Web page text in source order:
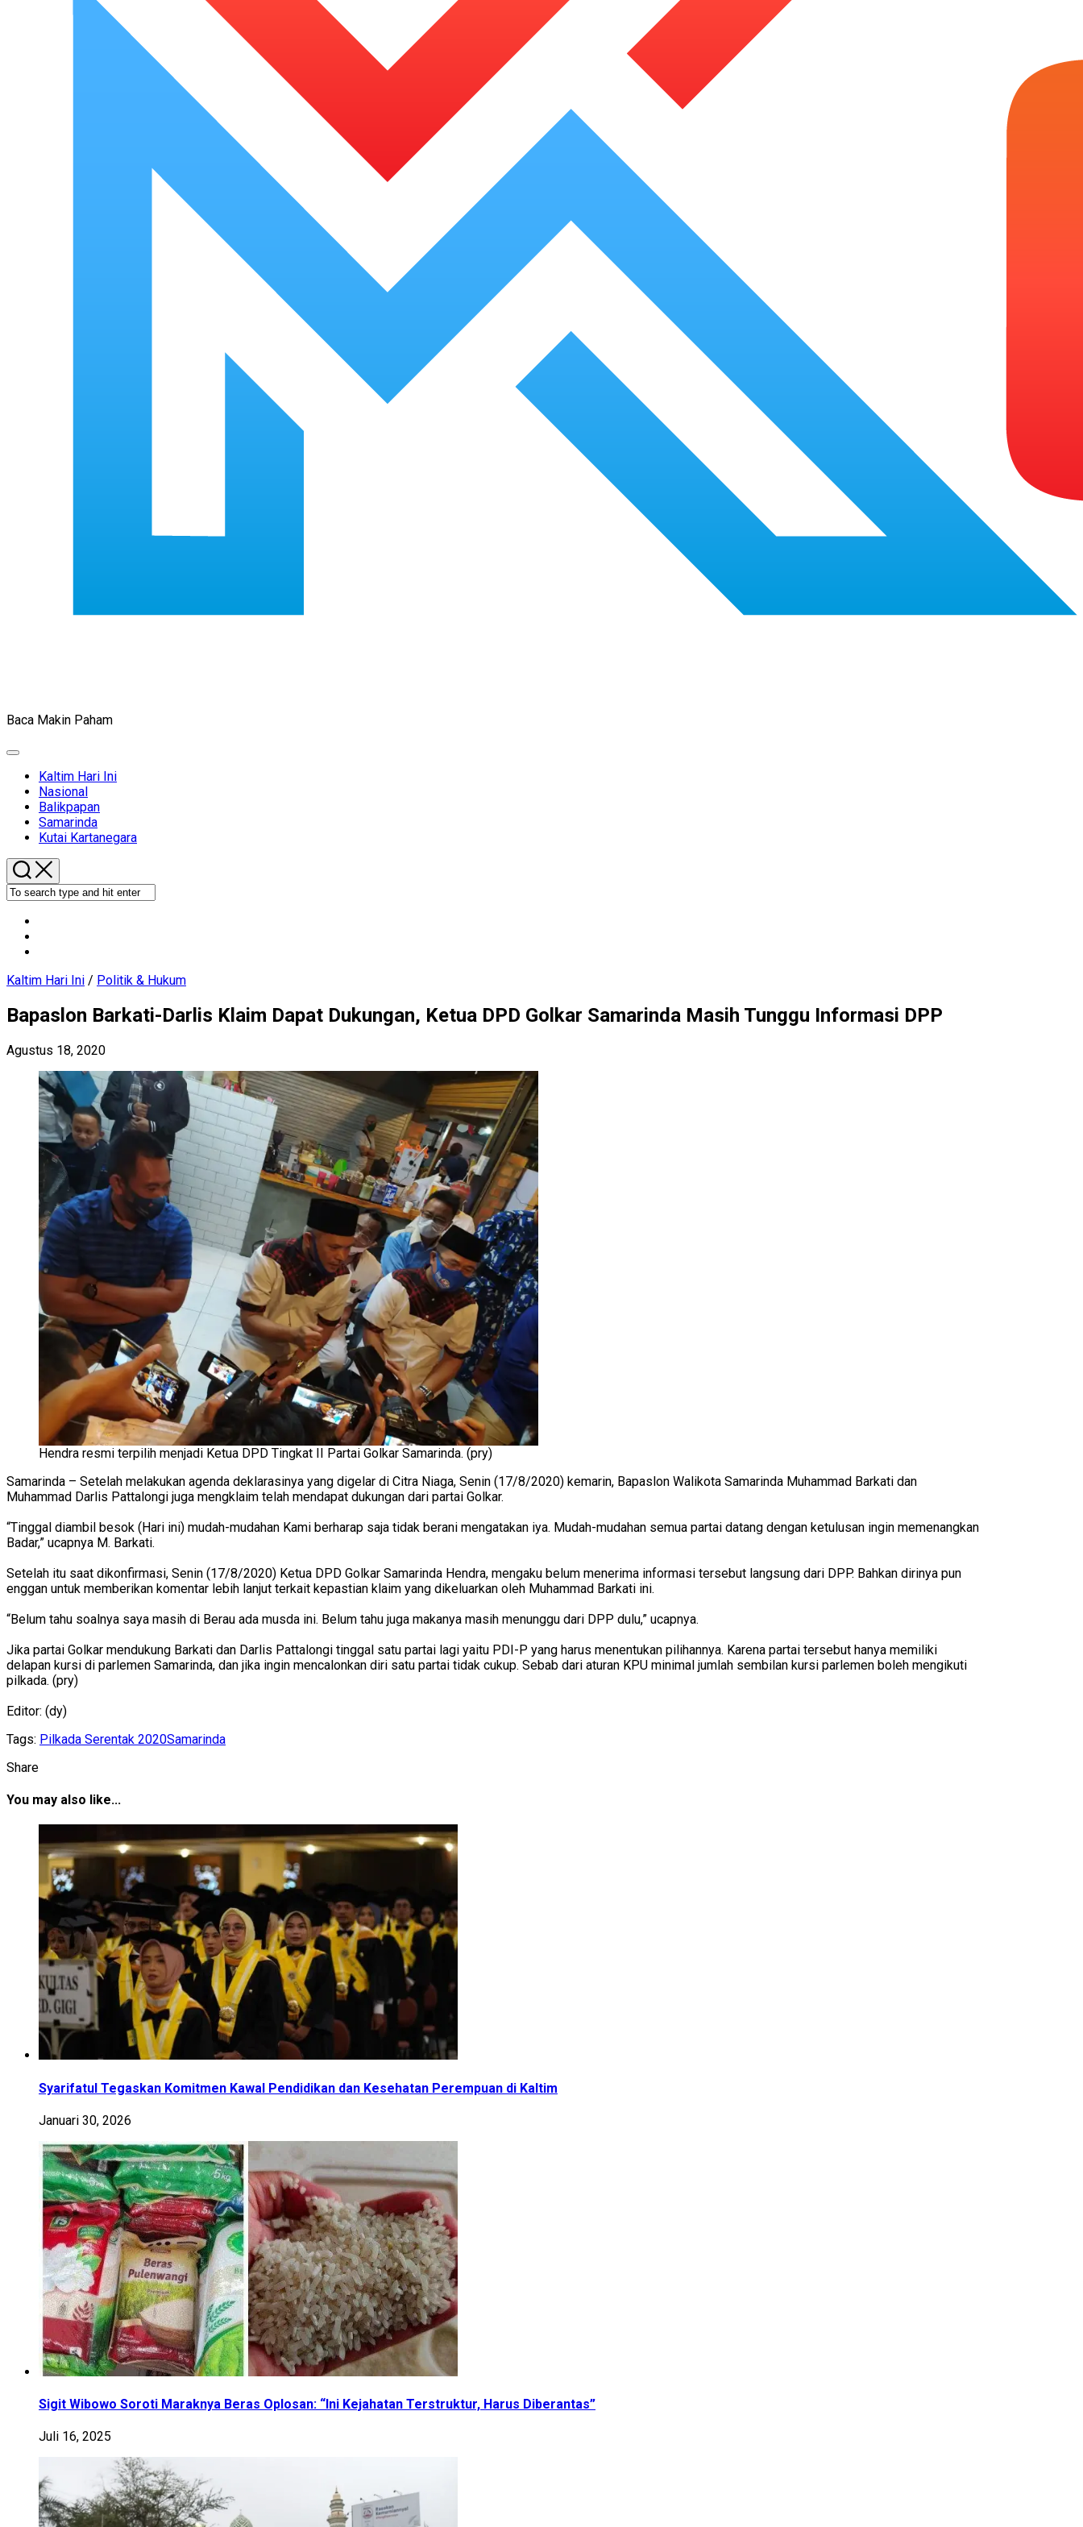
Baca Makin Paham
Expand
Current
Page
Parent
Kaltim Hari Ini
Nasional
Balikpapan
Samarinda
Kutai Kartanegara
Kaltim Hari Ini / Politik & Hukum
Bapaslon Barkati-Darlis Klaim Dapat Dukungan, Ketua DPD Golkar Samarinda Masih Tunggu Informasi DPP
Agustus 18, 2020
Hendra resmi terpilih menjadi Ketua DPD Tingkat II Partai Golkar Samarinda. (pry)
Samarinda – Setelah melakukan agenda deklarasinya yang digelar di Citra Niaga, Senin (17/8/2020) kemarin, Bapaslon Walikota Samarinda Muhammad Barkati dan
Muhammad Darlis Pattalongi juga mengklaim telah mendapat dukungan dari partai Golkar.
“Tinggal diambil besok (Hari ini) mudah-mudahan Kami berharap saja tidak berani mengatakan iya. Mudah-mudahan semua partai datang dengan ketulusan ingin memenangkan
Badar,” ucapnya M. Barkati.
Setelah itu saat dikonfirmasi, Senin (17/8/2020) Ketua DPD Golkar Samarinda Hendra, mengaku belum menerima informasi tersebut langsung dari DPP. Bahkan dirinya pun
enggan untuk memberikan komentar lebih lanjut terkait kepastian klaim yang dikeluarkan oleh Muhammad Barkati ini.
“Belum tahu soalnya saya masih di Berau ada musda ini. Belum tahu juga makanya masih menunggu dari DPP dulu,” ucapnya.
Jika partai Golkar mendukung Barkati dan Darlis Pattalongi tinggal satu partai lagi yaitu PDI-P yang harus menentukan pilihannya. Karena partai tersebut hanya memiliki
delapan kursi di parlemen Samarinda, dan jika ingin mencalonkan diri satu partai tidak cukup. Sebab dari aturan KPU minimal jumlah sembilan kursi parlemen boleh mengikuti
pilkada. (pry)
Editor: (dy)
Tags: Pilkada Serentak 2020Samarinda
Share
You may also like...
Syarifatul Tegaskan Komitmen Kawal Pendidikan dan Kesehatan Perempuan di Kaltim
Januari 30, 2026
Sigit Wibowo Soroti Maraknya Beras Oplosan: “Ini Kejahatan Terstruktur, Harus Diberantas”
Juli 16, 2025